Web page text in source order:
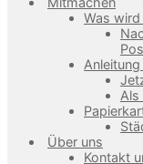
Was
Als
Über uns
Kontakt